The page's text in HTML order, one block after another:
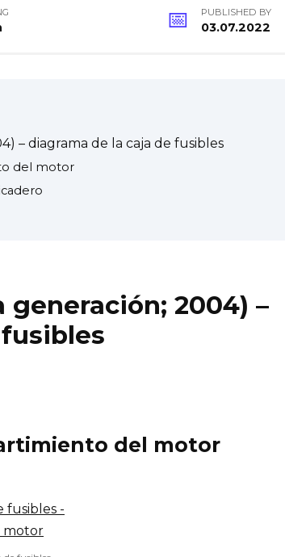
PUBLISHED BY
03.07.2022
– diagrama de la caja de fusibles
del motor
generación; 2004) –
del motor